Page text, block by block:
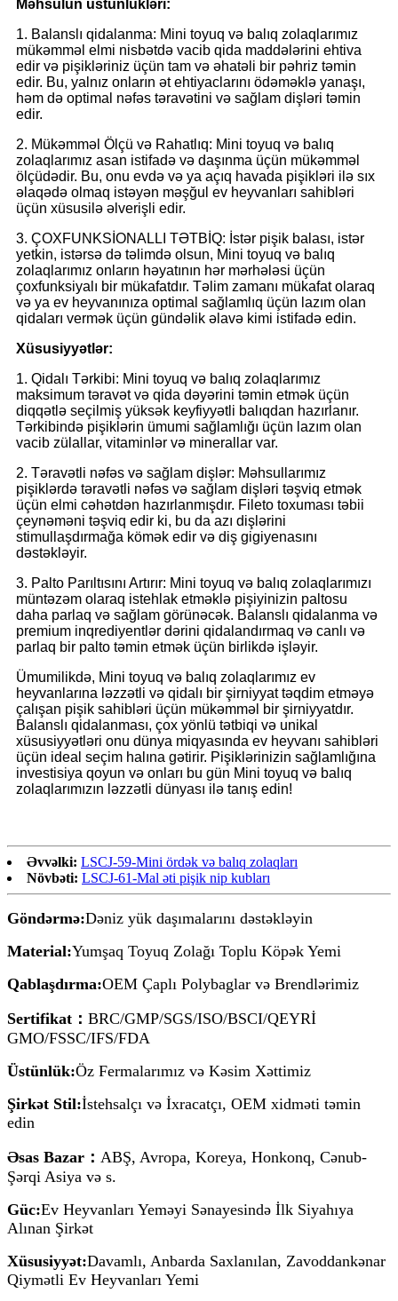
Məhsulun üstünlükləri:
1. Balanslı qidalanma: Mini toyuq və balıq zolaqlarımız
mükəmməl elmi nisbətdə vacib qida maddələrini ehtiva
edir və pişikləriniz üçün tam və əhatəli bir pəhriz təmin
edir. Bu, yalnız onların ət ehtiyaclarını ödəməklə yanaşı,
həm də optimal nəfəs təravətini və sağlam dişləri təmin
edir.
2. Mükəmməl Ölçü və Rahatlıq: Mini toyuq və balıq
zolaqlarımız asan istifadə və daşınma üçün mükəmməl
ölçüdədir. Bu, onu evdə və ya açıq havada pişikləri ilə sıx
əlaqədə olmaq istəyən məşğul ev heyvanları sahibləri
üçün xüsusilə əlverişli edir.
3. ÇOXFUNKSİONALLI TƏTBİQ: İstər pişik balası, istər
yetkin, istərsə də təlimdə olsun, Mini toyuq və balıq
zolaqlarımız onların həyatının hər mərhələsi üçün
çoxfunksiyalı bir mükafatdır. Təlim zamanı mükafat olaraq
və ya ev heyvanınıza optimal sağlamlıq üçün lazım olan
qidaları vermək üçün gündəlik əlavə kimi istifadə edin.
Xüsusiyyətlər:
1. Qidalı Tərkibi: Mini toyuq və balıq zolaqlarımız
maksimum təravət və qida dəyərini təmin etmək üçün
diqqətlə seçilmiş yüksək keyfiyyətli balıqdan hazırlanır.
Tərkibində pişiklərin ümumi sağlamlığı üçün lazım olan
vacib zülallar, vitaminlər və minerallar var.
2. Təravətli nəfəs və sağlam dişlər: Məhsullarımız
pişiklərdə təravətli nəfəs və sağlam dişləri təşviq etmək
üçün elmi cəhətdən hazırlanmışdır. Fileto toxuması təbii
çeynəməni təşviq edir ki, bu da azı dişlərini
stimullaşdırmağa kömək edir və diş gigiyenasını
dəstəkləyir.
3. Palto Parıltısını Artırır: Mini toyuq və balıq zolaqlarımızı
müntəzəm olaraq istehlak etməklə pişiyinizin paltosu
daha parlaq və sağlam görünəcək. Balanslı qidalanma və
premium inqrediyentlər dərini qidalandırmaq və canlı və
parlaq bir palto təmin etmək üçün birlikdə işləyir.
Ümumilikdə, Mini toyuq və balıq zolaqlarımız ev
heyvanlarına ləzzətli və qidalı bir şirniyyat təqdim etməyə
çalışan pişik sahibləri üçün mükəmməl bir şirniyyatdır.
Balanslı qidalanması, çox yönlü tətbiqi və unikal
xüsusiyyətləri onu dünya miqyasında ev heyvanı sahibləri
üçün ideal seçim halına gətirir. Pişiklərinizin sağlamlığına
investisiya qoyun və onları bu gün Mini toyuq və balıq
zolaqlarımızın ləzzətli dünyası ilə tanış edin!
Əvvəlki: LSCJ-59-Mini ördək və balıq zolaqları
Növbəti: LSCJ-61-Mal əti pişik nip kubları
Göndərmə:Dəniz yük daşımalarını dəstəkləyin
Material:Yumşaq Toyuq Zolağı Toplu Köpək Yemi
Qablaşdırma:OEM Çaplı Polybaglar və Brendlərimiz
Sertifikat： BRC/GMP/SGS/ISO/BSCI/QEYRİ
GMO/FSSC/IFS/FDA
Üstünlük:Öz Fermalarımız və Kəsim Xəttimiz
Şirkət Stil:İstehsalçı və İxracatçı, OEM xidməti təmin
edin
Əsas Bazar： ABŞ, Avropa, Koreya, Honkonq, Cənub-
Şərqi Asiya və s.
Güc:Ev Heyvanları Yeməyi Sənayesində İlk Siyahıya
Alınan Şirkət
Xüsusiyyət:Davamlı, Anbarda Saxlanılan, Zavoddankənar
Qiymətli Ev Heyvanları Yemi